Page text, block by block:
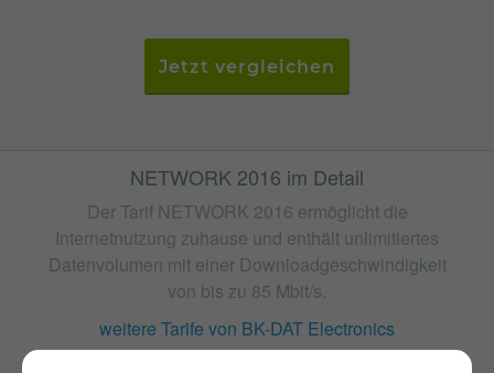
Jetzt vergleichen
NETWORK 2016 im Detail
Der Tarif NETWORK 2016 ermöglicht die
Internetnutzung zuhause und enthält unlimitiertes
Datenvolumen mit einer Downloadgeschwindigkeit
von bis zu 85 Mbit/s.
weitere Tarife von BK-DAT Electronics